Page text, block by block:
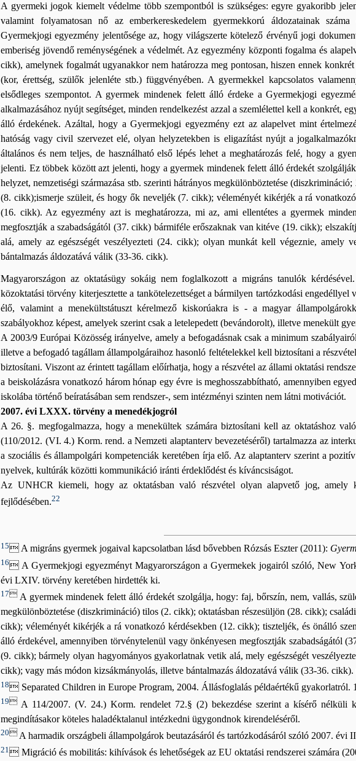
A gyermeki jogok kiemelt védelme több szempontból is szükséges: egyre gyakoribb
valamint folyamatosan nő az emberkereskedelem gyermekkorú áldozatainak
Gyermekjogi egyezmény jelentősége az, hogy világszerte kötelező érvényű jogi
emberiség jövendő reménységének a védelmét. Az egyezmény központi fogalma és
cikk), amelynek fogalmát ugyanakkor nem határozza meg pontosan, hiszen ennek
(kor, érettség, szülők jelenléte stb.) függvényében. A gyermekkel kapcsolatos
elsődleges szempontot. A gyermek mindenek felett álló érdeke a Gyermekjogi
alkalmazásához nyújt segítséget, minden rendelkezést azzal a szemlélettel kell a konkrét,
álló érdekének. Azáltal, hogy a Gyermekjogi egyezmény ezt az alapelvet mint
hatóság vagy civil szervezet elé, olyan helyzetekben is eligazítást nyújt a
általános és nem teljes, de használható első lépés lehet a meghatározás felé, hogy a
jelenti. Ez többek között azt jelenti, hogy a gyermek mindenek felett álló érdekét
helyzet, nemzetiségi származása stb. szerinti hátrányos megkülönböztetése
(8. cikk);ismerje szüleit, és hogy ők neveljék (7. cikk); véleményét kikérjék a rá
(16. cikk). Az egyezmény azt is meghatározza, mi az, ami ellentétes a gyermek
megfosztják a szabadságától (37. cikk) bármiféle erőszaknak van kitéve (19. cikk);
alá, amely az egészségét veszélyezteti (24. cikk); olyan munkát kell végeznie, amely
bántalmazás áldozatává válik (33-36. cikk).
Magyarországon az oktatásügy sokáig nem foglalkozott a migráns tanulók
közoktatási törvény kiterjesztette a tankötelezettséget a bármilyen tartózkodási
élő, valamint a menekültstátuszt kérelmező kiskorúakra is - a magyar
szabályokhoz képest, amelyek szerint csak a letelepedett (bevándorolt), illetve menekült
A 2003/9 Európai Közösség irányelve, amely a befogadásnak csak a minimum
illetve a befogadó tagállam állampolgáraihoz hasonló feltételekkel kell biztosítani a
biztosítani. Viszont az érintett tagállam előírhatja, hogy a részvétel az állami oktatási
a beiskolázásra vonatkozó három hónap egy évre is meghosszabbítható, amennyiben
iskolába történő beíratásában sem rendszer-, sem intézményi szinten nem látni motivációt.
2007. évi LXXX. törvény a menedékjogról
A 26. §. megfogalmazza, hogy a menekültek számára biztosítani kell az oktatáshoz
(110/2012. (VI. 4.) Korm. rend. a Nemzeti alaptanterv bevezetéséről) tartalmazza az
a szociális és állampolgári kompetenciák keretében írja elő. Az alaptanterv szerint a
nyelvek, kultúrák közötti kommunikáció iránti érdeklődést és kíváncsiságot.
Az UNHCR kiemeli, hogy az oktatásban való részvétel olyan alapvető jog, amely
fejlődésében.22
15 A migráns gyermek jogaival kapcsolatban lásd bővebben Rózsás Eszter (2011):
16 A Gyermekjogi egyezményt Magyarországon a Gyermekek jogairól szóló, New
évi LXIV. törvény keretében hirdették ki.
17A gyermek mindenek felett álló érdekét szolgálja, hogy: faj, bőrszín, nem, vallás,
megkülönböztetése (diszkrimináció) tilos (2. cikk); oktatásban részesüljön (28. cikk);
cikk); véleményét kikérjék a rá vonatkozó kérdésekben (12. cikk); tiszteljék, és önálló
álló érdekével, amennyiben törvénytelenül vagy önkényesen megfosztják szabadságától
(9. cikk); bármely olyan hagyományos gyakorlatnak vetik alá, mely egészségét
cikk); vagy más módon kizsákmányolás, illetve bántalmazás áldozatává válik (33-36.
18 Separated Children in Europe Program, 2004. Állásfoglalás példaértékű gyakorlatról.
19A 114/2007. (V. 24.) Korm. rendelet 72.§ (2) bekezdése szerint a kísérő nélküli
megindításakor köteles haladéktalanul intézkedni ügygondnok kirendeléséről.
20A harmadik országbeli állampolgárok beutazásáról és tartózkodásáról szóló 2007. évi
21  Migráció és mobilitás: kihívások és lehetőségek az EU oktatási rendszerei számára